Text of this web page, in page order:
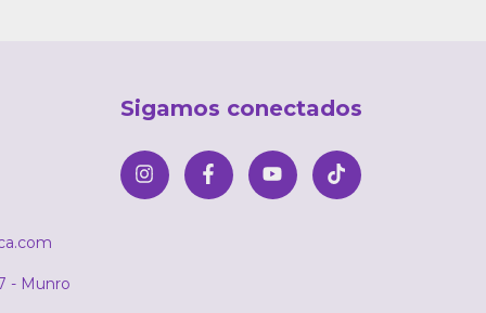
- Munro
Sigamos conectados